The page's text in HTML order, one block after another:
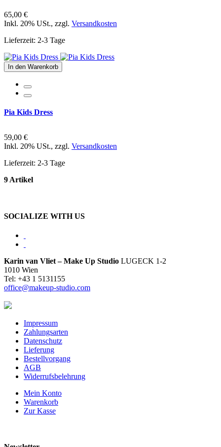
65,00 €
Inkl. 20% USt., zzgl. Versandkosten
Lieferzeit: 2-3 Tage
In den Warenkorb
Pia Kids Dress
59,00 €
Inkl. 20% USt., zzgl. Versandkosten
Lieferzeit: 2-3 Tage
9 Artikel
SOCIALIZE WITH US
Karin van Vliet – Make Up Studio LUGECK 1-2
1010 Wien
Tel: +43 1 5131155
office@makeup-studio.com
Impressum
Zahlungsarten
Datenschutz
Lieferung
Bestellvorgang
AGB
Widerrufsbelehrung
Mein Konto
Warenkorb
Zur Kasse